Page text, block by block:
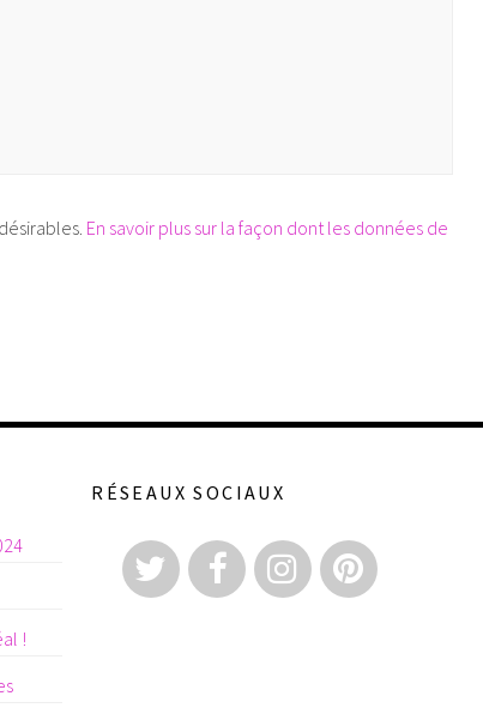
En savoir plus sur la façon dont les données de
!
RÉSEAUX SOCIAUX